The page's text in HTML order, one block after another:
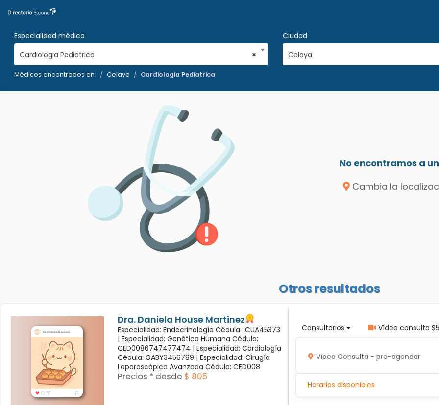
Especialidad médica
×
Cardiologia Pediatrica
Ciudad
Celaya
Médicos encontrados en: Celaya Cardiologia Pediatrica
No encontramos a
Cambia la
Otros resultados
Dra. Daniela House Martinez
Especialidad: Endocrinología Cédula: ICUA45373
| Especialidad: Genética Humana Cédula:
CED0086747477474 | Especialidad: Cardiología
Cédula: GABY3456789 | Especialidad: Cirugía
Laparoscópica Avanzada Cédula: CED008
Precios * desde $ 805
Consultorios Vídeo consulta
Vídeo Consulta - pre-agendar
Horarios disponibles